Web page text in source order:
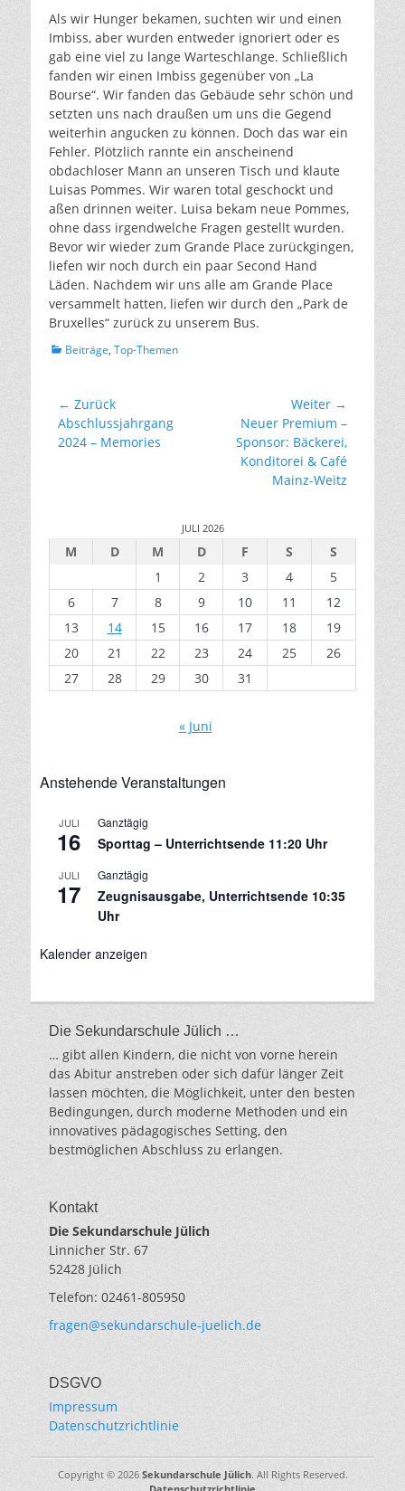
Als wir Hunger bekamen, suchten wir und einen
Imbiss, aber wurden entweder ignoriert oder es
gab eine viel zu lange Warteschlange. Schließlich
fanden wir einen Imbiss gegenüber von „La
Bourse“. Wir fanden das Gebäude sehr schön und
setzten uns nach draußen um uns die Gegend
weiterhin angucken zu können. Doch das war ein
Fehler. Plötzlich rannte ein anscheinend
obdachloser Mann an unseren Tisch und klaute
Luisas Pommes. Wir waren total geschockt und
aßen drinnen weiter. Luisa bekam neue Pommes,
ohne dass irgendwelche Fragen gestellt wurden.
Bevor wir wieder zum Grande Place zurückgingen,
liefen wir noch durch ein paar Second Hand
Läden. Nachdem wir uns alle am Grande Place
versammelt hatten, liefen wir durch den „Park de
Bruxelles“ zurück zu unserem Bus.
Kategorien
Beiträge, Top-Themen
Beitragsnavigation
← Zurück
Vorhergehender
Beitrag:
Abschlussjahrgang
2024 – Memories
Weiter →
Nächster
Beitrag:
Neuer Premium –
Sponsor: Bäckerei,
Konditorei & Café
Mainz-Weitz
JULI 2026
M D M D F S
S
1
2 3 4
5
6
7 8 9 10 11
12
13
14 15 16 17 18
19
20
21 22 23 24 25
26
27
28 29 30 31
« Juni
Anstehende Veranstaltungen
JULI
16
Ganztägig
Sporttag – Unterrichtsende 11:20 Uhr
JULI
17
Ganztägig
Zeugnisausgabe, Unterrichtsende 10:35
Uhr
Kalender anzeigen
Die Sekundarschule Jülich …
… gibt allen Kindern, die nicht von vorne herein
das Abitur anstreben oder sich dafür länger Zeit
lassen möchten, die Möglichkeit, unter den besten
Bedingungen, durch moderne Methoden und ein
innovatives pädagogisches Setting, den
bestmöglichen Abschluss zu erlangen.
Kontakt
Die Sekundarschule Jülich
Linnicher Str. 67
52428 Jülich
Telefon: 02461-805950
fragen@sekundarschule-juelich.de
DSGVO
Impressum
Datenschutzrichtlinie
Copyright © 2026 Sekundarschule Jülich. All Rights Reserved.